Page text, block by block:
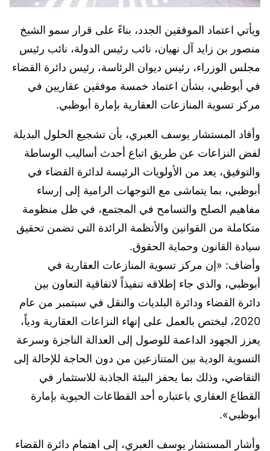
ويأتي اعتماد الموفقين الجدد، بناءً على قرار سمو الشيخ
منصور بن زايد آل نهيان، نائب رئيس الدولة، نائب رئيس
مجلس الوزراء، رئيس ديوان الرئاسة، رئيس دائرة القضاء
في أبوظبي، بشأن اعتماد خمسة موفقين عقاريين في
مركز تسوية المنازعات العقارية بإمارة أبوظبي.
وأفاد المستشار يوسف العبري، بأن تشجيع الحلول البديلة
لفض النزاعات عن طريق اتباع أحدث أساليب الوساطة
والتوفيق، يعد من الأولويات الرئيسة لدائرة القضاء في
أبوظبي، بما يتماشى مع التوجهات الرامية إلى إرساء
مفاهيم الصلح والتسامح في المجتمع، في ظل منظومة
متكاملة من القوانين والأنظمة الرائدة التي تضمن تحقيق
سيادة القانون وحماية الحقوق.
وأضاف: «إن مركز تسوية المنازعات العقارية في
أبوظبي، والذي جاء إطلاقه تنفيذاً لاتفاقية التعاون بين
دائرة القضاء ودائرة البلديات والنقل في سبتمبر من عام
2020، ليختص بالعمل على إنهاء النزاعات العقارية ودياً،
يعزز الجهود الداعمة للوصول إلى العدالة الناجزة وسرعة
التسوية الودية بين المتنازعين من دون الحاجة للإحالة إلى
التقاضي، وذلك بما يحفز البيئة الجاذبة للاستثمار في
القطاع العقاري باعتباره أحد القطاعات الحيوية بإمارة
أبوظبي».
وأشار المستشار يوسف العبري، إلى اهتمام دائرة القضاء